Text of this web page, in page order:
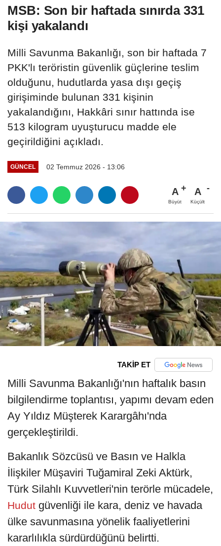
MSB: Son bir haftada sınırda 331
kişi yakalandı
Milli Savunma Bakanlığı, son bir haftada 7
PKK'lı teröristin güvenlik güçlerine teslim
olduğunu, hudutlarda yasa dışı geçiş
girişiminde bulunan 331 kişinin
yakalandığını, Hakkâri sınır hattında ise
513 kilogram uyuşturucu madde ele
geçirildiğini açıkladı.
GÜNCEL 02 Temmuz 2026 - 13:06
A
Büyüt
A
Küçült
TAKİP ET
Milli Savunma Bakanlığı'nın haftalık basın
bilgilendirme toplantısı, yapımı devam eden
Ay Yıldız Müşterek Karargâhı'nda
gerçekleştirildi.
Bakanlık Sözcüsü ve Basın ve Halkla
İlişkiler Müşaviri Tuğamiral Zeki Aktürk,
Türk Silahlı Kuvvetleri'nin terörle mücadele,
Hudut güvenliği ile kara, deniz ve havada
ülke savunmasına yönelik faaliyetlerini
kararlılıkla sürdürdüğünü belirtti.